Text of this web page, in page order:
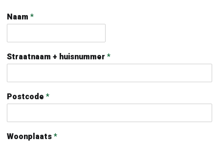
Naam*
Straatnaam + huisnummer*
Postcode*
Woonplaats*